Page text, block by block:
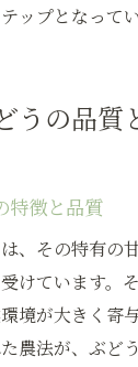
ップとなってい
うの品質
特徴と品質
、その特有の
けています。
境が大きく寄
農法が、ぶど